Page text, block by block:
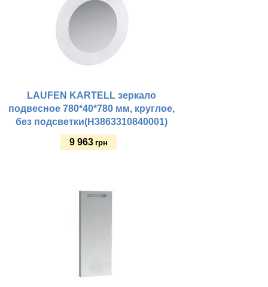
LAUFEN KARTELL зеркало
подвесное 780*40*780 мм, круглое,
без подсветки(H3863310840001)
9 963 грн